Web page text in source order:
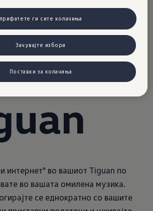
интернет" во вашиот Tiguan по
во вашата омилена музика.
се еднократно со вашите
прифатете ги сите колачиња
Зачувајте избори
Поставки за колачиња